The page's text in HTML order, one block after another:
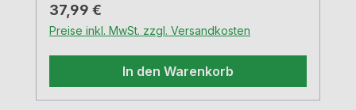
Regulärer Preis:
37,99 €
Preise inkl. MwSt. zzgl. Versandkosten
In den Warenkorb